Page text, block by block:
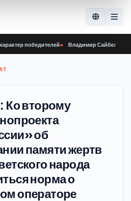
победителей• Владимир Сайбель: В
Ко второму
об
памяти жертв
народа
норма о
операторе